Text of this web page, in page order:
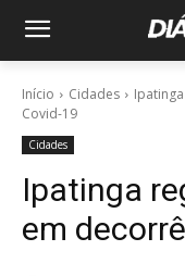
Início Cidades
Covid-19
Cidades
Ipatinga
em